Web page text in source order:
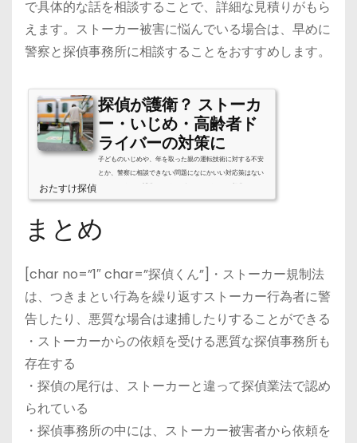
で具体的な話を相談することで、詳細な見積りがもら
えます。ストーカー被害に悩んでいる場合は、早めに
警察と探偵事務所に相談することをおすすめします。
探偵が護衛？ ストーカ
ー・いじめ・高齢者ド
ライバーの対策に
子どものいじめや、年を取った親の運転技術に対する不安
とか、警察に相談できない問題になにかいい対応策はない
が、探偵は同じようなことを引き受けてくれるのでしょう
るいは危険運転をしてしまう高齢者ドライバーの免許返納
高齢者を守る「見守りサービス」！24時間電話受付◆◇
【原一探偵事務所で無料相談】 TE...
おたすけ探偵
まとめ
[char no=”1″ char=”探偵くん”]・ストーカー規制法
は、つきまとい行為を繰り返すストーカー行為者に警
告したり、悪質な場合は逮捕したりすることができる
・ストーカーからの依頼を受ける悪質な探偵事務所も
存在する
・探偵の尾行は、ストーカーと違って探偵業法で認め
られている
・探偵事務所の中には、ストーカー被害者から依頼を